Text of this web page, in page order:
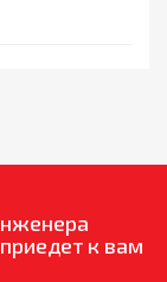
к вам